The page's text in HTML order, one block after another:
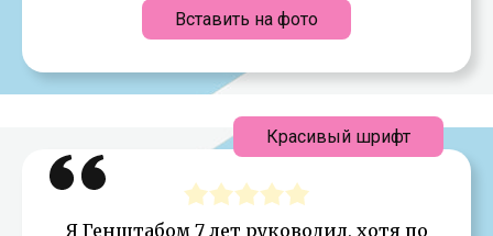
Вставить на фото
Я Генштабом 7 лет руководил, хотя по
Красивый шрифт